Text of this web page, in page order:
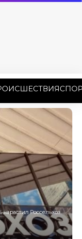
кредитный портфель АПК Кубани и Адыгеи